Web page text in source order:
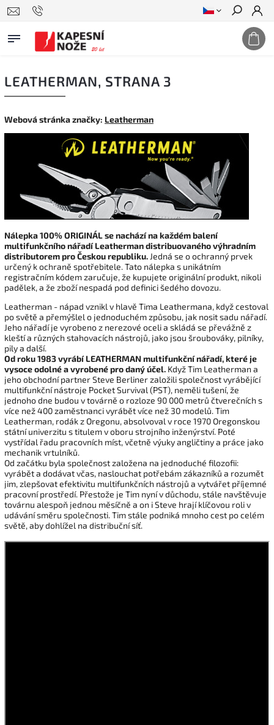
Hledat
LEATHERMAN, STRANA 3
Webová stránka značky: Leatherman
Nálepka 100% ORIGINÁL se nachází na každém balení
multifunkčního nářadí Leatherman distribuovaného výhradním
distributorem pro Českou republiku. Jedná se o ochranný prvek
určený k ochraně spotřebitele. Tato nálepka s unikátním
registračním kódem zaručuje, že kupujete originální produkt, nikoli
padělek, a že zboží nespadá pod definici šedého dovozu.
Leatherman - nápad vznikl v hlavě Tima Leathermana, když cestoval
po světě a přemýšlel o jednoduchém způsobu, jak nosit sadu nářadí.
Jeho nářadí je vyrobeno z nerezové oceli a skládá se převážně z
kleští a různých stahovacích nástrojů, jako jsou šroubováky, pilníky,
pily a další.
Od roku 1983 vyrábí LEATHERMAN multifunkční nářadí, které je
vysoce odolné a vyrobené pro daný účel. Když Tim Leatherman a
jeho obchodní partner Steve Berliner založili společnost vyrábějící
multifunkční nástroje Pocket Survival (PST), neměli tušení, že
jednoho dne budou v továrně o rozloze 90 000 metrů čtverečních s
více než 400 zaměstnanci vyrábět více než 30 modelů. Tim
Leatherman, rodák z Oregonu, absolvoval v roce 1970 Oregonskou
státní univerzitu s titulem v oboru strojního inženýrství. Poté
vystřídal řadu pracovních míst, včetně výuky angličtiny a práce jako
mechanik vrtulníků.
Od začátku byla společnost založena na jednoduché filozofii:
vyrábět a dodávat včas, naslouchat potřebám zákazníků a rozumět
jim, zlepšovat efektivitu multifunkčních nástrojů a vytvářet příjemné
pracovní prostředí. Přestože je Tim nyní v důchodu, stále navštěvuje
továrnu alespoň jednou měsíčně a on i Steve hrají klíčovou roli v
udávání směru společnosti. Tim stále podniká mnoho cest po celém
světě, aby dohlížel na distribuční síť.